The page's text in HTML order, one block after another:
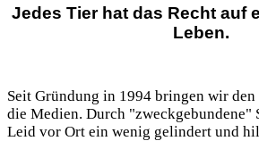
Jedes Tier hat das Recht auf
Leben.
Seit Gründung in 1994 bringen wir
die Medien. Durch "zweckgebundene"
Leid vor Ort ein wenig gelindert und